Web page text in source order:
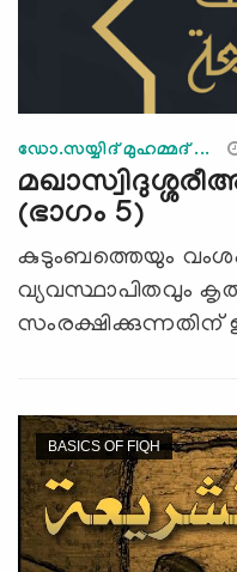
ഡോ.സയ്യിദ് മുഹമ്മദ് ...
(ഭാഗം 5)
കുടുംബത്തെയും
വ്യവസ്ഥാപിതവും
സംരക്ഷിക്കുന്നതിന്
BASICS OF FIQH